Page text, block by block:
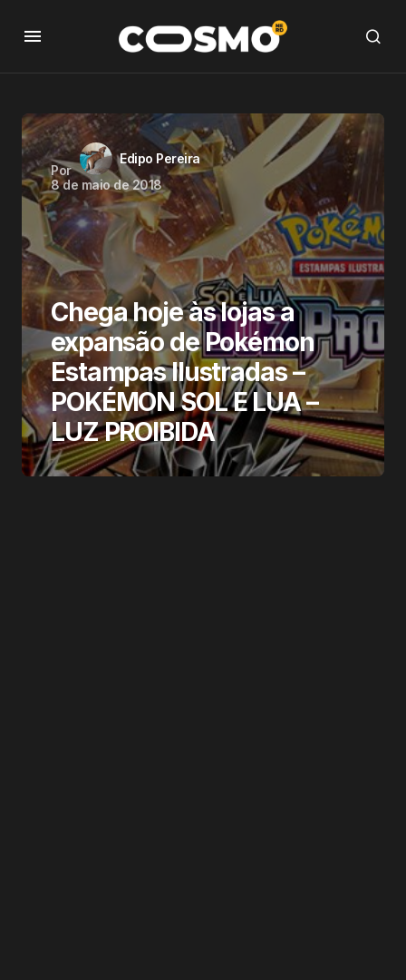
Por
Edipo Pereira
8 de maio de 2018
Chega hoje às lojas a
expansão de Pokémon
Estampas Ilustradas –
POKÉMON SOL E LUA –
LUZ PROIBIDA